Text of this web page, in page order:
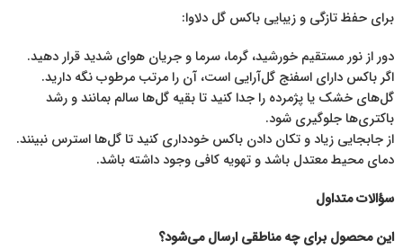
برای حفظ تازگی و زیبایی باکس گل دلاوا:
دور از نور مستقیم خورشید، گرما، سرما و جریان هوای شدید قرار دهید.
اگر باکس دارای اسفنج گل‌آرایی است، آن را مرتب مرطوب نگه دارید.
گل‌های خشک یا پژمرده را جدا کنید تا بقیه گل‌ها سالم بمانند و رشد
باکتری‌ها جلوگیری شود.
از جابجایی زیاد و تکان دادن باکس خودداری کنید تا گل‌ها استرس نبینند.
دمای محیط معتدل باشد و تهویه کافی وجود داشته باشد.
سؤالات متداول
این محصول برای چه مناطقی ارسال می‌شود؟